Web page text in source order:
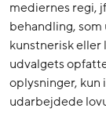
mediernes regi,
behandling,
kunstnerisk
udvalgets
oplysninger,
udarbejdede